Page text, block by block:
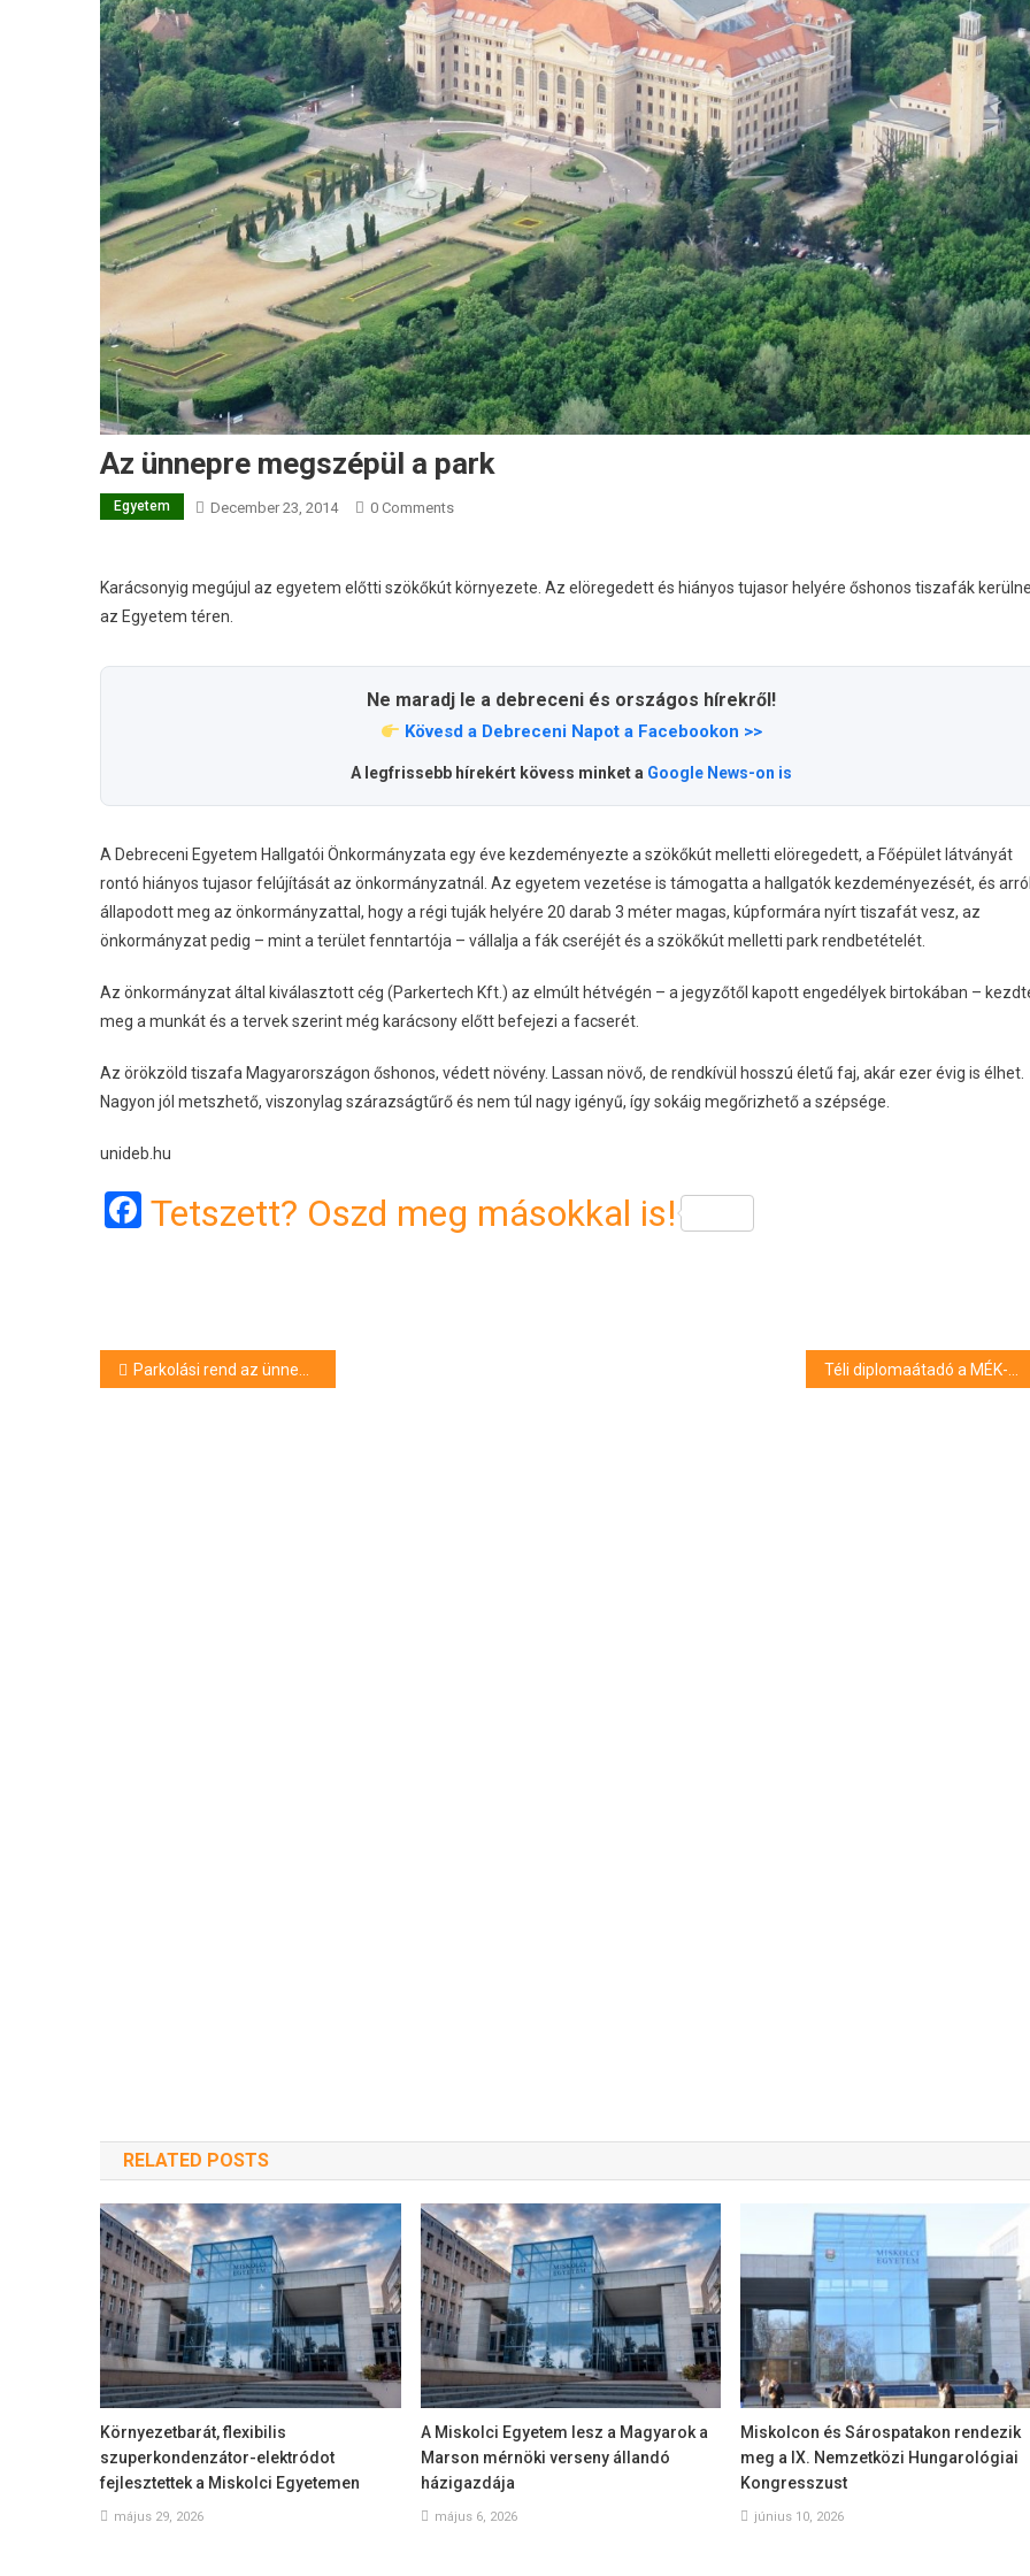
Az ünnepre megszépül a park
Egyetem December 23, 2014 0 Comments
Karácsonyig megújul az egyetem előtti szökőkút környezete. Az elöregedett és hiányos tujasor helyére őshonos tiszafák
az Egyetem téren.
Ne maradj le a debreceni és országos hírekről!
Kövesd a Debreceni Napot a Facebookon >>
A legfrissebb hírekért kövess minket a Google News-on is
A Debreceni Egyetem Hallgatói Önkormányzata egy éve kezdeményezte a szökőkút melletti elöregedett, a Főépület látványát
rontó hiányos tujasor felújítását az önkormányzatnál. Az egyetem vezetése is támogatta a hallgatók kezdeményezését, és arról
állapodott meg az önkormányzattal, hogy a régi tuják helyére 20 darab 3 méter magas, kúpformára nyírt tiszafát vesz, az
önkormányzat pedig – mint a terület fenntartója – vállalja a fák cseréjét és a szökőkút melletti park rendbetételét.
Az önkormányzat által kiválasztott cég (Parkertech Kft.) az elmúlt hétvégén – a jegyzőtől kapott engedélyek birtokában –
meg a munkát és a tervek szerint még karácsony előtt befejezi a facserét.
Az örökzöld tiszafa Magyarországon őshonos, védett növény. Lassan növő, de rendkívül hosszú életű faj, akár ezer évig is élhet.
Nagyon jól metszhető, viszonylag szárazságtűrő és nem túl nagy igényű, így sokáig megőrizhető a szépsége.
unideb.hu
Facebook
Tetszett? Oszd meg másokkal is!
Bejegyzés
Parkolási rend az ünnepek idején Téli diplomaátadó a MÉK-en
RELATED POSTS
Környezetbarát, flexibilis
szuperkondenzátor-elektródot
fejlesztettek a Miskolci Egyetemen
május 29, 2026
A Miskolci Egyetem lesz a Magyarok a
Marson mérnöki verseny állandó
házigazdája
május 6, 2026
Miskolcon és Sárospatakon rendezik
meg a IX. Nemzetközi Hungarológiai
Kongresszust
június 10, 2026